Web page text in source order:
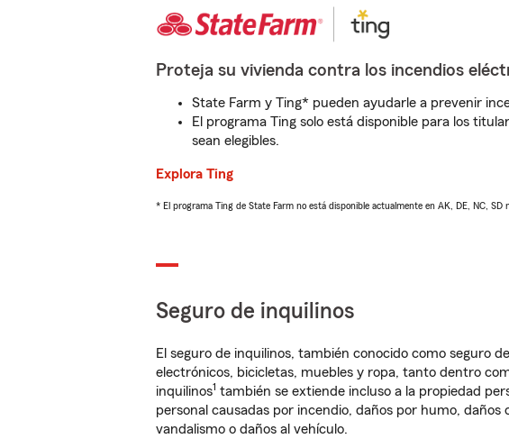
Proteja su vivienda contra los incendios
State Farm y Ting* pueden ayudarle a prevenir
El programa Ting solo está disponible para los
sean elegibles.
Explora Ting
* El programa Ting de State Farm no está disponible actualmente en AK, DE, NC, SD
Seguro de inquilinos
El seguro de inquilinos, también conocido como seguro
electrónicos, bicicletas, muebles y ropa, tanto dentro
inquilinos1 también se extiende incluso a la propiedad
personal causadas por incendio, daños por humo,
vandalismo o daños al vehículo.